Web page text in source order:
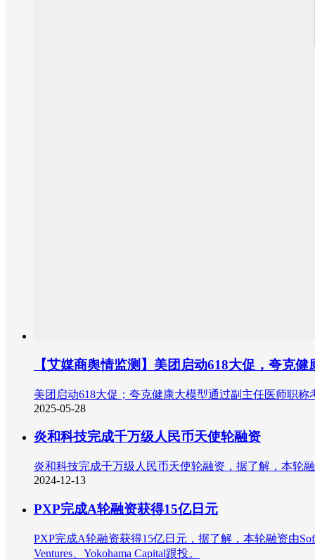
【艾媒商舆情监测】美团启动618大促，夸克
美团启动618大促；夸克健康大模型通过副主任医师职
2025-05-28
炎和科技完成千万级人民币天使轮融资
炎和科技完成千万级人民币天使轮融资，据了解，本轮
2024-12-13
PXP完成A轮融资获得15亿日元
PXP完成A轮融资获得15亿日元，据了解，本轮融资由
Ventures、Yokohama Capital跟投。